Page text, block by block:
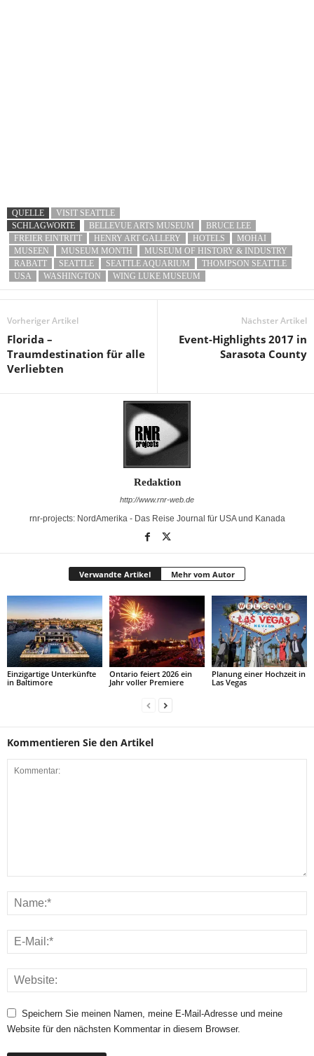
QUELLE
VISIT SEATTLE
SCHLAGWORTE
BELLEVUE ARTS MUSEUM
BRUCE LEE
FREIER EINTRITT
HENRY ART GALLERY HOTELS
MOHAI
MUSEEN
MUSEUM MONTH
MUSEUM OF HISTORY & INDUSTRY
RABATT
SEATTLE SEATTLE AQUARIUM
THOMPSON SEATTLE
USA
WASHINGTON WING LUKE MUSEUM
Vorheriger Artikel
Florida –
Traumdestination für alle
Verliebten
Nächster Artikel
Event-Highlights 2017 in
Sarasota County
Redaktion
http://www.rnr-web.de
rnr-projects: NordAmerika - Das Reise Journal für USA und Kanada
Verwandte Artikel Mehr vom Autor
Einzigartige Unterkünfte
in Baltimore
Ontario feiert 2026 ein
Jahr voller Premiere
Planung einer Hochzeit in
Las Vegas
Kommentieren Sie den Artikel
Speichern Sie meinen Namen, meine E-Mail-Adresse und meine
Website für den nächsten Kommentar in diesem Browser.